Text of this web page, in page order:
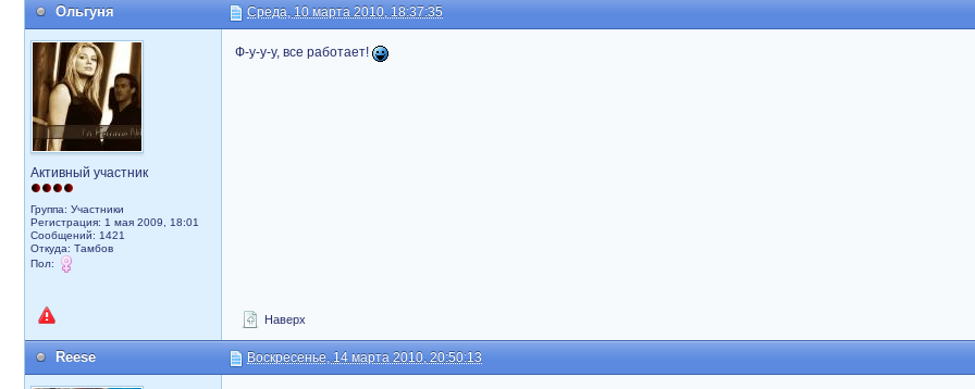
Ольгуня Среда, 10 марта 2010, 18:37:35
Активный участник
Группа: Участники
Регистрация: 1 мая 2009, 18:01
Сообщений: 1421
Откуда: Тамбов
Пол:
Ф-у-у-у, все работает!
Наверх
Reese Воскресенье, 14 марта 2010, 20:50:13